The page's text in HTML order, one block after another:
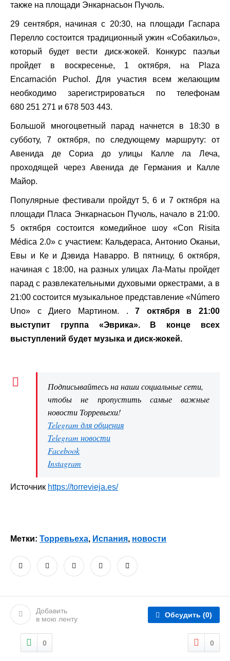
также на площади Энкарнасьон Пучоль.
29 сентября, начиная с 20:30, на площади Гаспара
Перелло состоится традиционный ужин «Собакильо»,
который будет вести диск-жокей. Конкурс паэльи
пройдет в воскресенье, 1 октября, на Plaza
Encarnación Puchol. Для участия всем желающим
необходимо зарегистрироваться по телефонам
680 251 271 и 678 503 443.
Большой многоцветный парад начнется в 18:30 в
субботу, 7 октября, по следующему маршруту: от
Авенида де Сориа до улицы Калле ла Леча,
проходящей через Авенида де Германия и Калле
Майор.
Популярные фестивали пройдут 5, 6 и 7 октября на
площади Пласа Энкарнасьон Пучоль, начало в 21:00.
5 октября состоится комедийное шоу «Con Risita
Médica 2.0» с участием: Кальдераса, Антонио Оканьи,
Евы и Ке и Дэвида Наварро. В пятницу, 6 октября,
начиная с 18:00, на разных улицах Ла-Маты пройдет
парад с развлекательными духовыми оркестрами, а в
21:00 состоится музыкальное представление «Número
Uno» с Диего Мартином. .7 октября в 21:00
выступит группа «Эврика». В конце всех
выступлений будет музыка и диск-жокей.
Подписывайтесь на наши социальные сети,
чтобы не пропустить самые важные
новости Торревьехи!
Telegram для общения
Telegram новости
Facebook
Instagram
Источник https://torrevieja.es/
Метки: Торревьеха, Испания, новости
Добавить
в мою ленту
Обсудить (0)
0 0